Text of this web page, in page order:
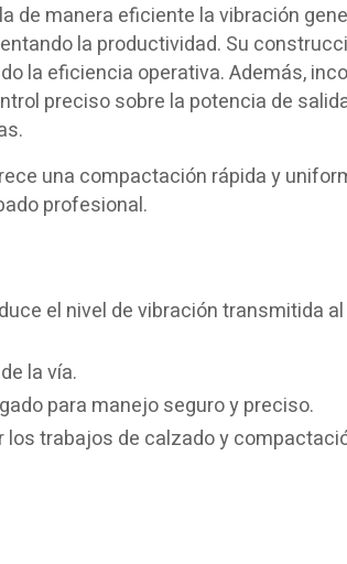
de manera eficiente la vibración
la productividad. Su
la eficiencia operativa. Además,
preciso sobre la potencia de
una compactación rápida y
profesional.
el nivel de vibración transmitida al
la vía.
para manejo seguro y preciso.
trabajos de calzado y